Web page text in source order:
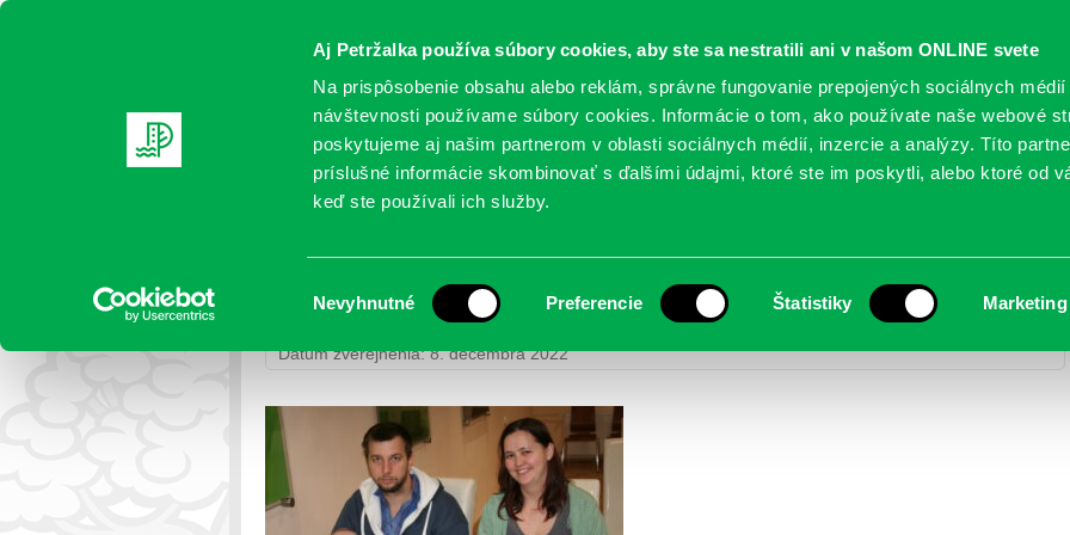
Aj Petržalka používa súbory cookies, aby ste sa nestratili ani v našom ONLINE svete
Na prispôsobenie obsahu alebo reklám, správne fungovanie prepojených sociálnych
návštevnosti používame súbory cookies. Informácie o tom, ako používate naše webové
poskytujeme aj našim partnerom v oblasti sociálnych médií, inzercie a analýzy. Títo
príslušné informácie skombinovať s ďalšími údajmi, ktoré ste im poskytli, alebo ktoré od
keď ste používali ich služby.
súhlasu
Nevyhnutné Preferencie Štatistiky Marketing
Oficiálne stránky
PETRŽALSKÉ
AKTUALITY SAMOSPRÁVA ORGANIZÁCIE OBLASTI NOVINY MAPY TLAČIVÁ
IMG_4709
Petržalka>Fotogalérie >Uvítanie detí do života – 3. december 2022> IMG_4709
Dátum zverejnenia: 8. decembra 2022